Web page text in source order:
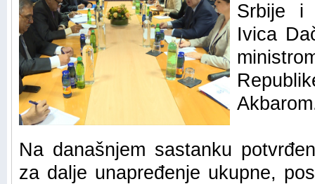
Srbije i
Ivica
Na današnjem sastanku
za dalje unapređenje ukupne,